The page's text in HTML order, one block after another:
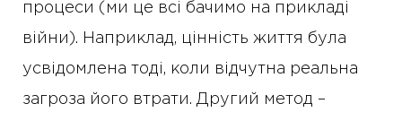
процеси (ми це всі бачимо на прикладі
війни). Наприклад, цінність життя була
усвідомлена тоді, коли відчутна реальна
загроза його втрати. Другий метод –